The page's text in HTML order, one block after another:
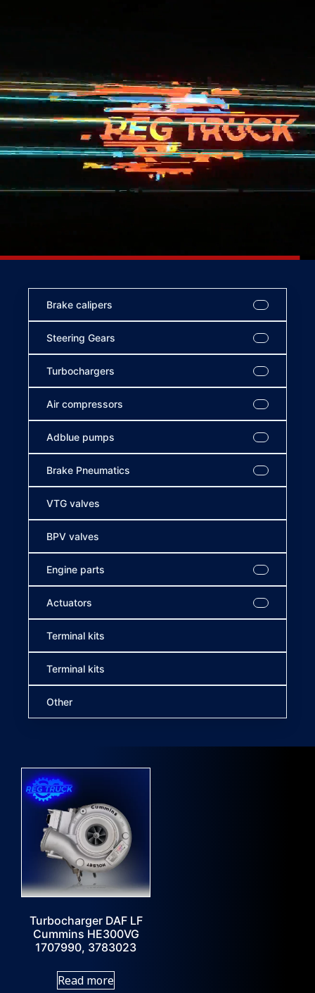
Brake calipers
Steering Gears
Turbochargers
Air compressors
Adblue pumps
Brake Pneumatics
VTG valves
BPV valves
Engine parts
Actuators
Terminal kits
Terminal kits
Other
Turbocharger DAF LF
Cummins HE300VG
1707990, 3783023
Read more